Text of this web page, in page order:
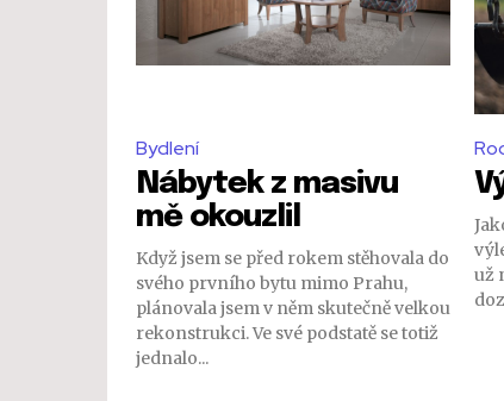
Bydlení
Nábytek z masivu
mě okouzlil
Když jsem se před rokem stěhovala do
svého prvního bytu mimo Prahu,
plánovala jsem v něm skutečně velkou
rekonstrukci. Ve své podstatě se totiž
jednalo...
už